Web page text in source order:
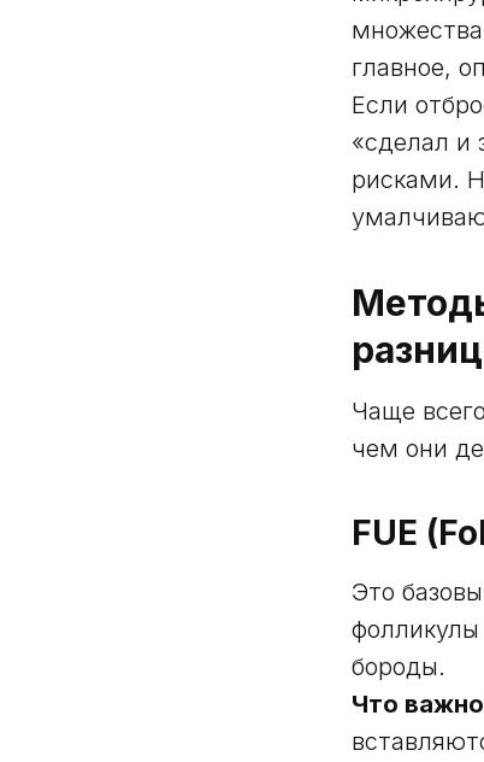
главное,
Если
«сделал и
рисками.
Чаще
чем они
FUE
Это
бороды.
Что